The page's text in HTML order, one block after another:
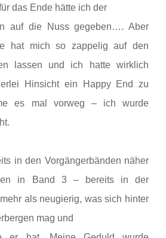
das Ende hätte ich der
auf die Nuss gegeben…. Aber
hat mich so zappelig auf den
lassen und ich hatte wirklich
Hinsicht ein Happy End zu
es mal vorweg – ich wurde
in den Vorgängerbänden näher
in Band 3 – bereits in der
als neugierig, was sich hinter
mag und